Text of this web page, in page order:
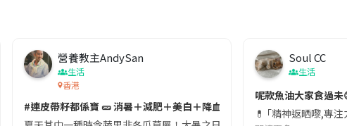
發前切記檢查「1標示」🚨
民眾，近期要特別留意隨身行李中的行動電源。一名旅客日前在機場安檢
營養教主AndySan
生活
香港
#連皮帶籽都係寶 🥒 消暑＋減肥＋美白＋降血脂
Soul CC
生活
呢款魚油大家食過未
💊 ｢精神返晒嚟,專